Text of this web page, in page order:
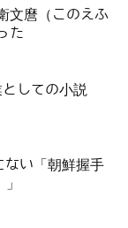
文麿（このえふ
た
しての小説
い「朝鮮握手